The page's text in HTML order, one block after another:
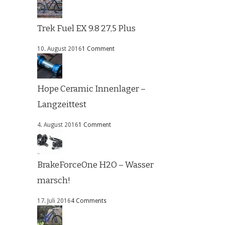
Trek Fuel EX 9.8 27,5 Plus
10. August 20161 Comment
Hope Ceramic Innenlager –
Langzeittest
4. August 20161 Comment
BrakeForceOne H2O – Wasser
marsch!
17. Juli 20164 Comments